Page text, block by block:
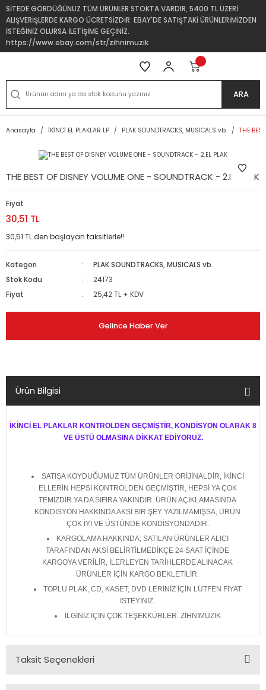
SİTEDE GÖRDÜĞÜNÜZ TÜM ÜRÜNLER STOKTA VARDIR, 5400 TL ÜZERİ
ALIŞVERİŞLERDE KARGO ÜCRETSİZDİR. EBAY'DE SATIŞTAKİ ÜRÜNLERİMİZDEN
İSTEĞİNİZ OLURSA İLETİŞİME GEÇİNİZ.
https://www.ebay.com/str/zihnimuzik
ARA
Anasayfa İKİNCİ EL PLAKLAR LP PLAK SOUNDTRACKS, MUSICALS vb. THE
THE BEST OF DISNEY VOLUME ONE - SOUNDTRACK - 2.EL PLAK
Fiyat
30,51 TL
30,51 TL den başlayan taksitlerle!!
Kategori
PLAK SOUNDTRACKS, MUSICALS vb.
Stok Kodu
24173
Fiyat
25,42 TL + KDV
Gelince Haber Ver
Ürün Bilgisi
İKİNCİ EL PLAKLAR KONTROLDEN GEÇMİŞTİR, KONDİSYON OLARAK 8
VE ÜSTÜ OLMASINA DİKKAT EDİYORUZ.
SATIŞA KOYDUĞUMUZ TÜM ÜRÜNLER ORİJİNALDİR, İKİNCİ
ELLERİN HEPSİ KONTROLDEN GEÇMİŞTİR, HEPSİ YA ÇOK
TEMİZDİR YA DA SIFIRA YAKINDIR. ÜRÜN AÇIKLAMASINDA
KONDİSYON HAKKINDA AKSİ BİR ŞEY YAZILMAMIŞSA, ÜRÜN
ÇOK İYİ VE ÜSTÜNDE KONDİSYONDADIR.
KARGOLAMA HAKKINDA; SATILAN ÜRÜNLER ALICI
TARAFINDAN AKSİ BELİRTİLMEDİKÇE 24 SAAT İÇİNDE
KARGOYA VERİLİR, İLERLEYEN TARİHLERDE ALINACAK
ÜRÜNLER İÇİN KARGO BEKLETİLİR.
TOPLU PLAK, CD, KASET, DVD LERİNİZ İÇİN LÜTFEN FİYAT
İSTEYİNİZ.
İLGİNİZ İÇİN ÇOK TEŞEKKÜRLER. ZİHNİMÜZİK
Taksit Seçenekleri